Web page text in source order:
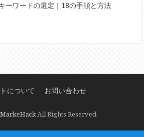
ーワードの選定｜18の手順と方法
について お問い合わせ
MarkeHackAll Rights Reserved.